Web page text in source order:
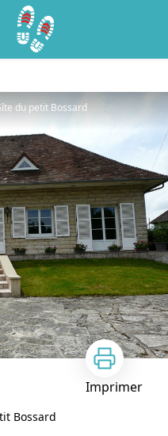
du petit Bossard
Imprimer
Bossard